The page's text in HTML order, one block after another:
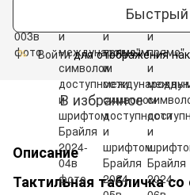
Быстрый
% Войтидля отображения
В избранное
Описание
Тактильная табличка